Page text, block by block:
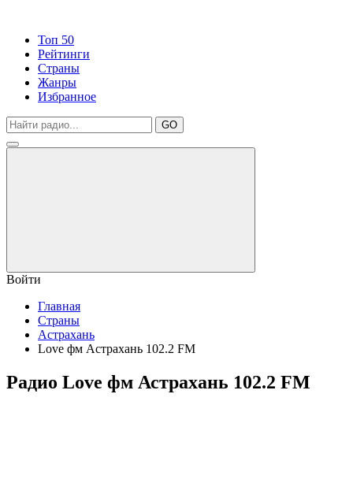
Топ 50
Рейтинги
Страны
Жанры
Избранное
GO
Войти
Главная
Страны
Астрахань
Love фм Астрахань 102.2 FM
Радио Love фм Астрахань 102.2 FM